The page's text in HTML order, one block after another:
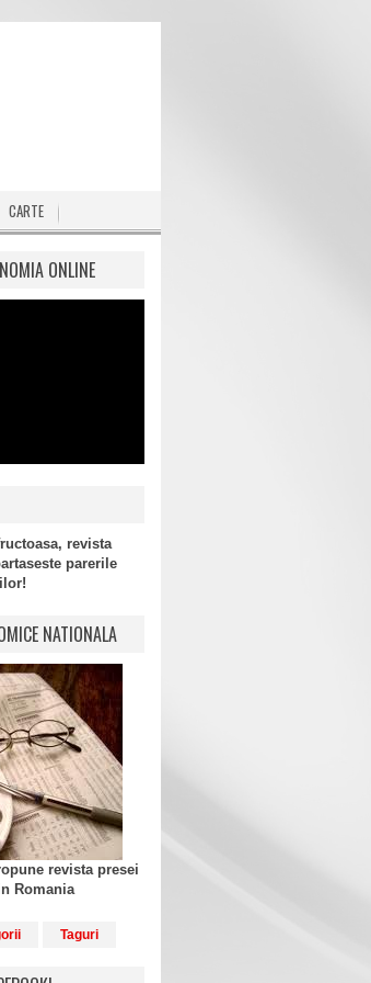
CARTE
ONLINE
revista
parerile
NATIONALA
revista presei
Romania
Taguri